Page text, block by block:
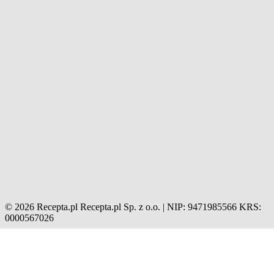
© 2026 Recepta.pl Recepta.pl Sp. z o.o. | NIP: 9471985566 KRS:
0000567026